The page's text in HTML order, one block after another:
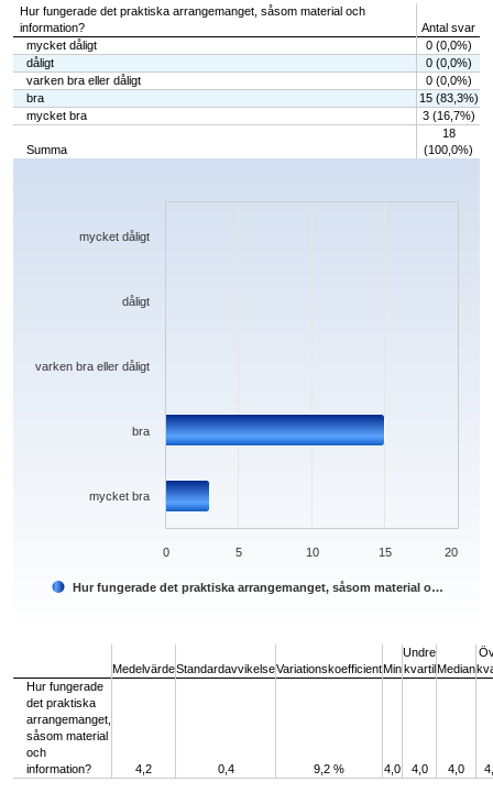
Hur fungerade det praktiska arrangemanget, såsom material och
information?
Antal svar
mycket dåligt
0 (0,0%)
dåligt
0 (0,0%)
varken bra eller dåligt
0 (0,0%)
bra
15 (83,3%)
mycket bra
3 (16,7%)
Summa
18
(100,0%)
Chart
The chart has 1 X axis displaying categories.
Hur fungerade det praktiska arrangemanget, såsom material o…
mycket bra
bra
varken bra eller dåligt
dåligt
mycket dåligt
0 10
5 15 20
MedelvärdeStandardavvikelseVariationskoefficientMin
Undre
kvartilMedian
Hur fungerade
det praktiska
arrangemanget,
såsom material
och
information?
4,2 0,4 9,2 % 4,0 4,0 4,0